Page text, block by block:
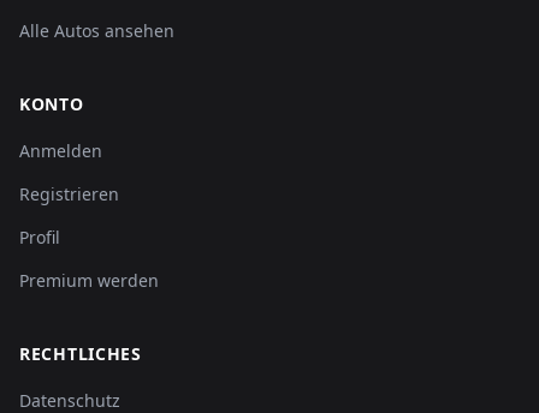
Alle Autos ansehen
KONTO
Anmelden
Registrieren
Profil
Premium werden
RECHTLICHES
Datenschutz